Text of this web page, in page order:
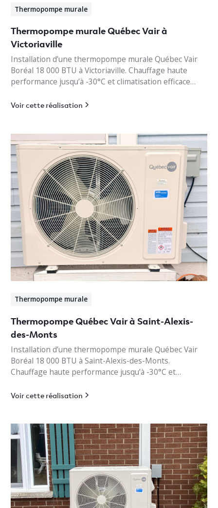
Thermopompe murale
Thermopompe murale Québec Vair à
Victoriaville
Installation d’une thermopompe murale Québec Vair
Boréal 18 000 BTU à Victoriaville. Chauffage haute
performance jusqu’à -30°C et climatisation efficace
Voir cette réalisation
Thermopompe murale
Thermopompe Québec Vair à Saint-Alexis-
des-Monts
Installation d’une thermopompe murale Québec Vair
Boréal 18 000 BTU à Saint-Alexis-des-Monts.
Chauffage haute performance jusqu’à -30°C et
Voir cette réalisation